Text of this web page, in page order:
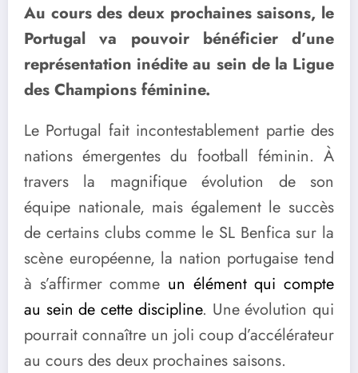
Au cours des deux prochaines saisons, le
Portugal va pouvoir bénéficier d’une
représentation inédite au sein de la Ligue
des Champions féminine.
Le Portugal fait incontestablement partie des
nations émergentes du football féminin. À
travers la magnifique évolution de son
équipe nationale, mais également le succès
de certains clubs comme le SL Benfica sur la
scène européenne, la nation portugaise tend
à s’affirmer comme un élément qui compte
au sein de cette discipline. Une évolution qui
pourrait connaître un joli coup d’accélérateur
au cours des deux prochaines saisons.